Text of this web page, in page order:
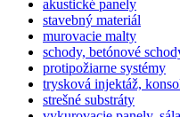
akustické panely
stavebný materiál
murovacie malty
schody, betónové
protipožiarne systémy
trysková injektáž,
strešné substráty